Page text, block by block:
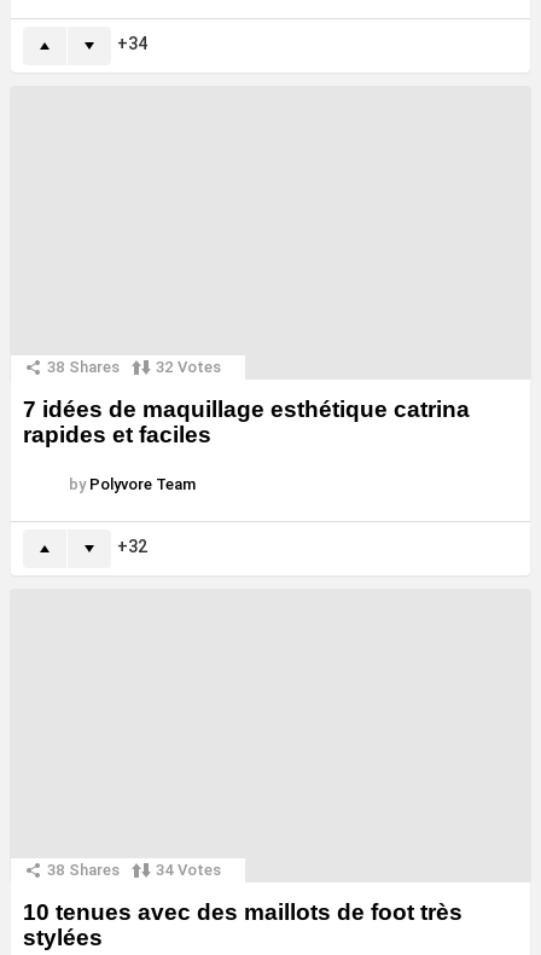
34
38 Shares 32 Votes
7 idées de maquillage esthétique catrina
rapides et faciles
by Polyvore Team
32
38 Shares 34 Votes
10 tenues avec des maillots de foot très
stylées